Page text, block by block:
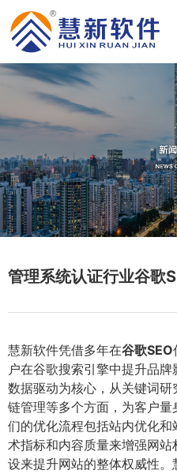
管理系统认证行业谷歌
慧新软件凭借多年在谷歌SEO
户在谷歌搜索引擎中提升品
数据驱动为核心，从关键词研
链管理等多个方面，为客户
们的优化流程包括站内优化
术指标和内容质量来增强网
设来提升网站的整体权威性